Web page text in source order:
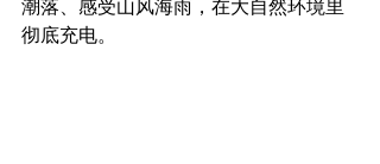
潮落、感受山风海雨，在大自然环境里
彻底充电。